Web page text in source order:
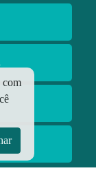
com